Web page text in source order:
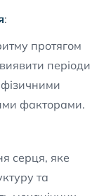
:
протягом
періоди
фізичними
факторами.
серця, яке
та